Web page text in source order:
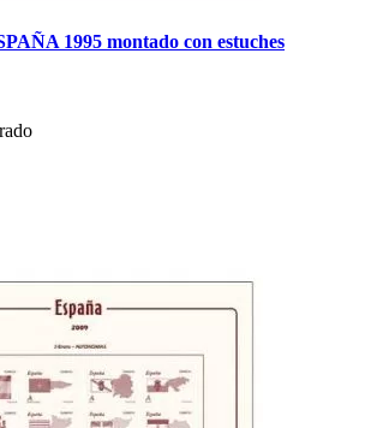
1995 montado con estuches